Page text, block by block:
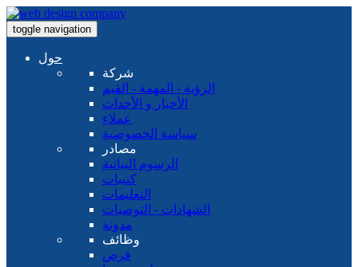
toggle navigation
حول
شركة
الرؤية - المهمة - القيم
الأخبار و الأحداث
عملاء
سياسة الخصوصية
مصادر
الرسوم البيانية
كتيبات
التعليمات
الشهادات - التوصيات
مدونة
وظائف
فرص